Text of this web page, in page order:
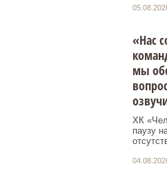
«Нас
мы
ХК
паузу